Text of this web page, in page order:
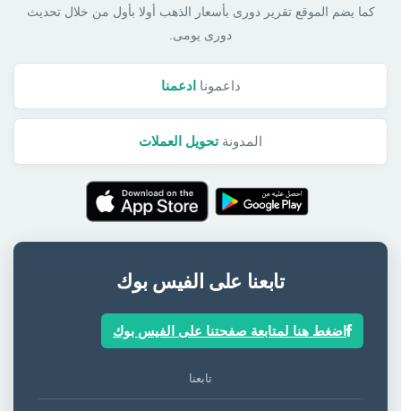
كما يضم الموقع تقرير دورى بأسعار الذهب أولا بأول من خلال تحديث
دورى يومى.
داعمونا ادعمنا
المدونةتحويل العملات
تابعنا على الفيس بوك
اضغط هنا لمتابعة صفحتنا على الفيس بوك
تابعنا